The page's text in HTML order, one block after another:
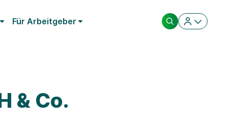
Für Arbeitgeber
& Co.